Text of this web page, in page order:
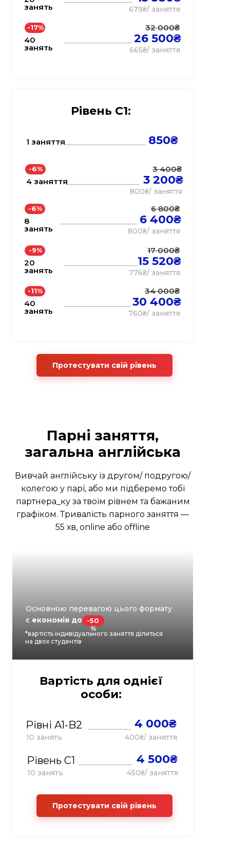
Рівень С1:
-6%
-9%
-17%
-11%
-6%
850₴
3 200₴
6 400₴
15 520₴
26 500₴
30 400₴
3 400₴
6 800₴
17 000₴
32 000₴
34 000₴
1 заняття
4 заняття
8
занять
занять
20
занять
40
занять
40
занять
800₴/ заняття
800₴/ заняття
679₴/ заняття
776₴/ заняття
665₴/ заняття
760₴/ заняття
Протестувати свій рівень
Вартість для однієї
особи:
-50
%
4 000₴
4 500₴
Вивчай англійську із другом/ подругою/
колегою у парі, або ми підберемо тобі
партнера_ку за твоїм рівнем та бажаним
графіком. Тривалість парного заняття —
55 хв, оnline aбо offline
Рівні A1-B2
Рівень С1
400₴/ заняття
450₴/ заняття
10 занять
10 занять
Парні заняття,
загальна англійська
Протестувати свій рівень
Основною перевагою цього формату
є економія до
*вартість індивідуального заняття ділиться
на двох студентів